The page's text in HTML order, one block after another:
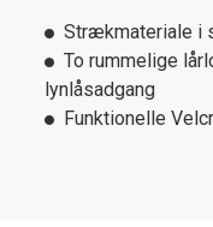
Strækmateriale i
To rummelige
lynlåsadgang
Funktionelle